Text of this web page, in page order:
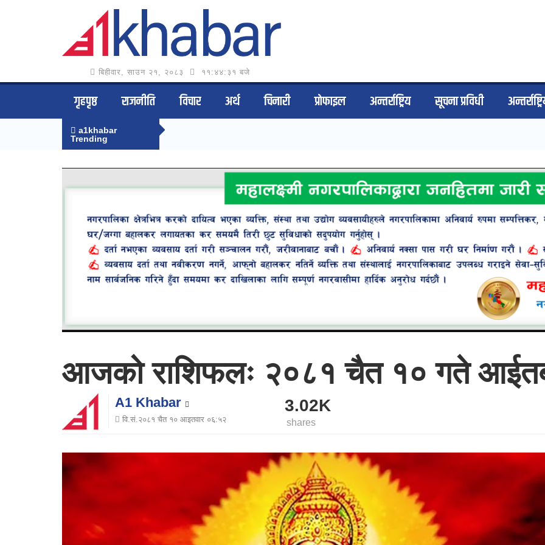
बिहीवार, साउन २१, २०८३ ११:४४:३२ बजे
गृहपृष्ठ राजनीति विचार अर्थ चिनारी प्राेफाइल अन्तर्राष्ट्रिय सूचना प्रविधी
a1khabar
Trending
आजको राशिफलः २०८१ चैत १० गते
A1 Khabar
वि.सं.२०८१ चैत १० आइतवार ०६:५२
3.02K
shares